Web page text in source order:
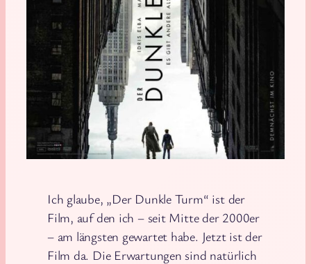
Ich glaube, „Der Dunkle Turm“ ist der
Film, auf den ich – seit Mitte der 2000er
– am längsten gewartet habe. Jetzt ist der
Film da. Die Erwartungen sind natürlich